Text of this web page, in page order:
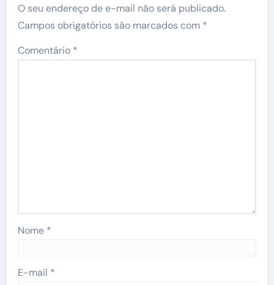
O seu endereço de e-mail não será publicado.
Campos obrigatórios são marcados com *
Comentário *
Nome *
E-mail *